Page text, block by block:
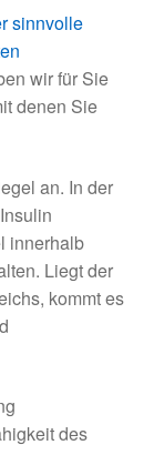
sinnvolle
wir für Sie
denen Sie
an. In der
innerhalb
Liegt der
kommt es
des